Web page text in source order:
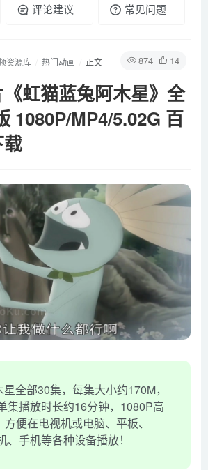
评论建议 常见问题
874 14
资源库 热门动画 正文
虹猫蓝兔阿木星》全
1080P/MP4/5.02G 百
全部30集，每集大小约170M，
集播放时长约16分钟，1080P高
便在电视机或电脑、平板、
、手机等各种设备播放！